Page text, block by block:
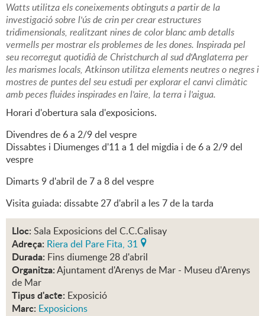
Watts utilitza els coneixements obtinguts a partir de la
investigació sobre l'ús de crin per crear estructures
tridimensionals, realitzant nines de color blanc amb detalls
vermells per mostrar els problemes de les dones. Inspirada pel
seu recorregut quotidià de Christchurch al sud d'Anglaterra per
les marismes locals, Atkinson utilitza elements neutres o negres i
mostres de puntes del seu estudi per explorar el canvi climàtic
amb peces fluides inspirades en l'aire, la terra i l'aigua.
Horari d'obertura sala d'exposicions.
Divendres de 6 a 2/9 del vespre
Dissabtes i Diumenges d'11 a 1 del migdia i de 6 a 2/9 del
vespre
Dimarts 9 d'abril de 7 a 8 del vespre
Visita guiada: dissabte 27 d'abril a les 7 de la tarda
Lloc: Sala Exposicions del C.C.Calisay
Adreça: Riera del Pare Fita, 31
Durada: Fins diumenge 28 d'abril
Organitza:Ajuntament d'Arenys de Mar - Museu d'Arenys
de Mar
Tipus d'acte: Exposició
Marc: Exposicions